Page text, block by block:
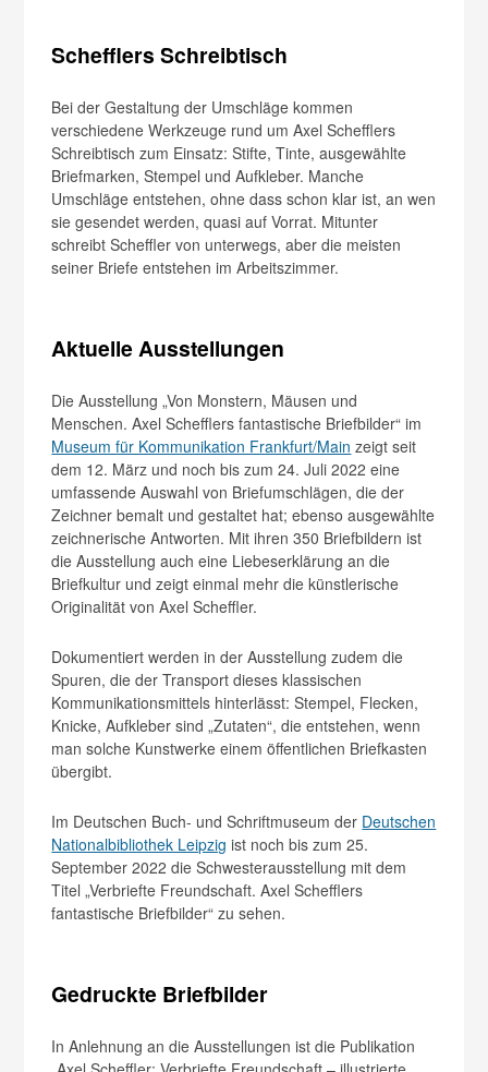
Schefflers Schreibtisch
Bei der Gestaltung der Umschläge kommen
verschiedene Werkzeuge rund um Axel Schefflers
Schreibtisch zum Einsatz: Stifte, Tinte, ausgewählte
Briefmarken, Stempel und Aufkleber. Manche
Umschläge entstehen, ohne dass schon klar ist, an wen
sie gesendet werden, quasi auf Vorrat. Mitunter
schreibt Scheffler von unterwegs, aber die meisten
seiner Briefe entstehen im Arbeitszimmer.
Aktuelle Ausstellungen
Die Ausstellung „Von Monstern, Mäusen und
Menschen. Axel Schefflers fantastische Briefbilder“ im
Museum für Kommunikation Frankfurt/Main zeigt seit
dem 12. März und noch bis zum 24. Juli 2022 eine
umfassende Auswahl von Briefumschlägen, die der
Zeichner bemalt und gestaltet hat; ebenso ausgewählte
zeichnerische Antworten. Mit ihren 350 Briefbildern ist
die Ausstellung auch eine Liebeserklärung an die
Briefkultur und zeigt einmal mehr die künstlerische
Originalität von Axel Scheffler.
Dokumentiert werden in der Ausstellung zudem die
Spuren, die der Transport dieses klassischen
Kommunikationsmittels hinterlässt: Stempel, Flecken,
Knicke, Aufkleber sind „Zutaten“, die entstehen, wenn
man solche Kunstwerke einem öffentlichen Briefkasten
übergibt.
Im Deutschen Buch- und Schriftmuseum der Deutschen
Nationalbibliothek Leipzig ist noch bis zum 25.
September 2022 die Schwesterausstellung mit dem
Titel „Verbriefte Freundschaft. Axel Schefflers
fantastische Briefbilder“ zu sehen.
Gedruckte Briefbilder
In Anlehnung an die Ausstellungen ist die Publikation